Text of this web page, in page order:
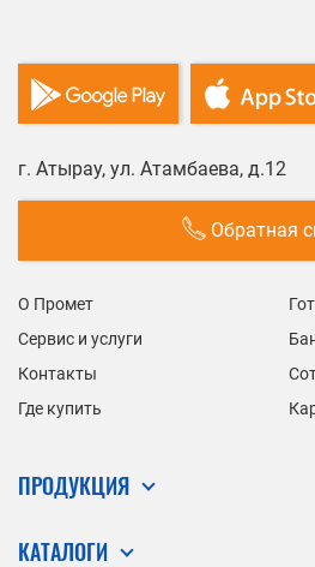
г. Атырау, ул. Атамбаева, д.12
Обратная
О Промет
Сервис и услуги
Контакты
Где купить
ПРОДУКЦИЯ
КАТАЛОГИ